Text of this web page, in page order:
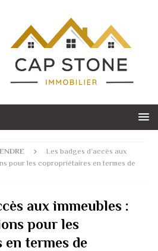
Les badges d’accès aux
pour les copropriétaires en termes de
aux immeubles :
pour les
termes de